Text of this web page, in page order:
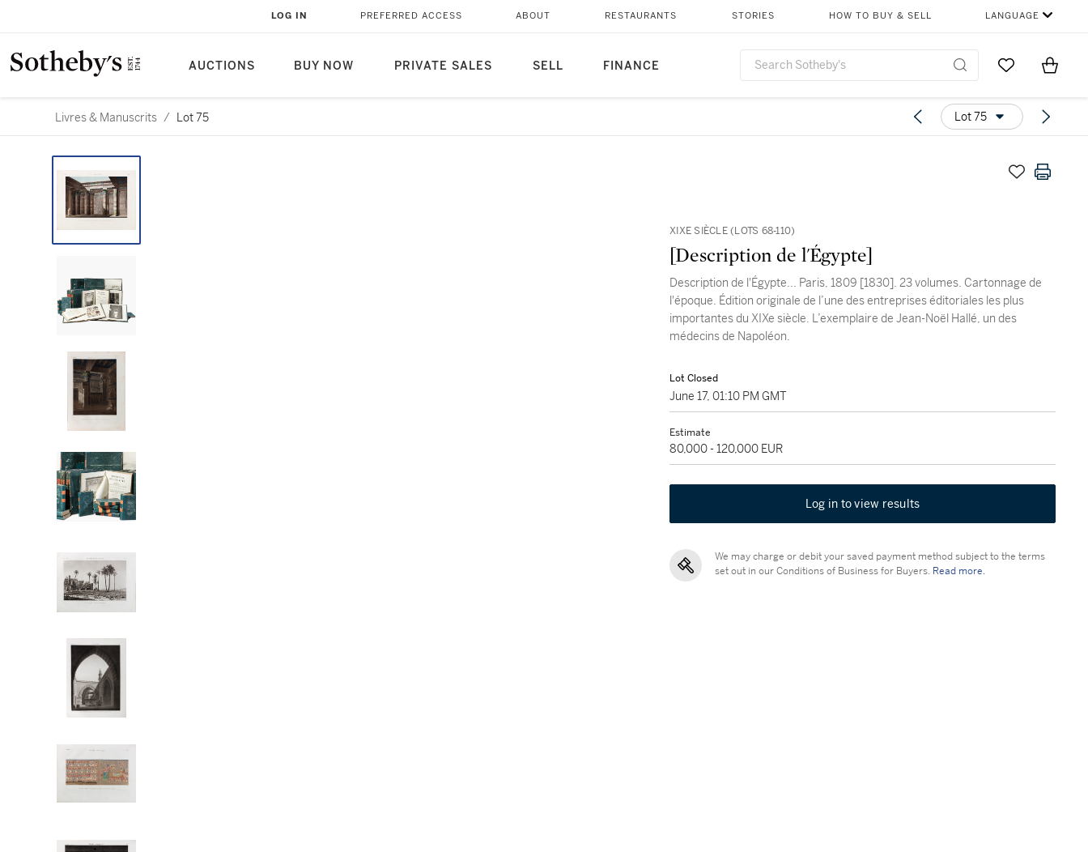
AUCTIONS BUY NOW PRIVATE SALES SELL FINANCE
LOG IN PREFERRED ACCESS ABOUT RESTAURANTS STORIES HOW TO BUY & SELL LANGUAGE
Go to MyItems
Livres & Manuscrits / Lot 75 Lot 75
XIXE SIÈCLE (LOTS 68-110)
[Description de l'Égypte]
Description de l'Égypte... Paris, 1809 [1830]. 23 volumes. Cartonnage de
l'époque. Édition originale de l’une des entreprises éditoriales les plus
importantes du XIXe siècle. L’exemplaire de Jean-Noël Hallé, un des
médecins de Napoléon.
Lot Closed
June 17, 01:10 PM GMT
Estimate
80,000 - 120,000 EUR
Log in to view results
We may charge or debit your saved payment method subject to the terms
set out in our Conditions of Business for Buyers. Read more.